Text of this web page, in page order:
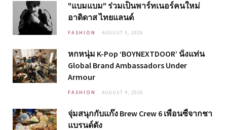
"แบมแบม" ร่วมเป็นพาร์ทเนอร์คนใหม่
อาดิดาส ไทยแลนด์
FASHION AUGUST 5, 2026
หกหนุ่ม K-Pop ‘BOYNEXTDOOR’ นั่งแท่น
Global Brand Ambassadors Under
Armour
FASHION AUGUST 4, 2026
จุ่มสนุกกับแก๊ง Brew Crew 6 เพื่อนซี้จากชา
แบรนด์ดัง